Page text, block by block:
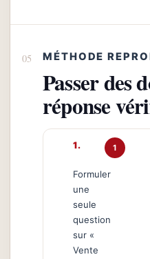
MÉTHODE
Passer des
réponse
1
Formuler
une
seule
question
sur «
Vente